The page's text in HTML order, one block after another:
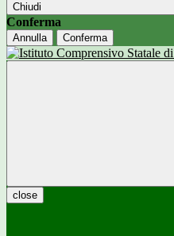
Chiudi
Conferma
Annulla Conferma
close